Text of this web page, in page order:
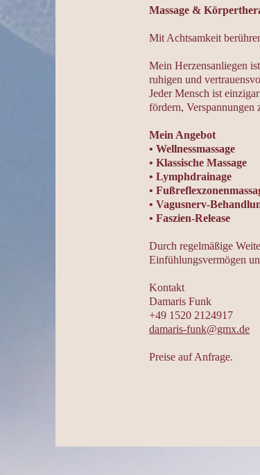
Massage &
Mit Achtsamkeit
Mein Herzensanliegen
ruhigen und
Jeder Mensch ist
fördern, Verspannungen
Mein Angebot
• Wellnessmassage
• Klassische Massage
• Lymphdrainage
•
• Vagusnerv-
• Faszien-Release
Durch regelmäßige
Einfühlungsvermögen
Kontakt
Damaris Funk
+49 1520 2124917
damaris-funk@gmx.de
Preise auf Anfrage.